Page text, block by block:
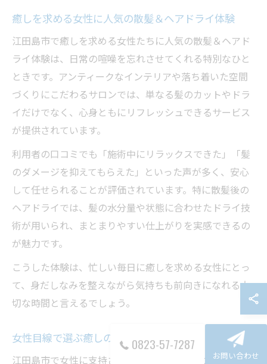
癒しを求める女性に人気の散髪＆ヘアドライ体験
江田島市で癒しを求める女性たちに人気の散髪＆ヘアド
ライ体験は、日常の喧噪を忘れさせてくれる特別なひと
ときです。アンティークなインテリアや落ち着いた空間
づくりにこだわるサロンでは、単なる髪のカットやドラ
イだけでなく、心身ともにリフレッシュできるサービス
が提供されています。
利用者の口コミでも「施術中にリラックスできた」「髪
のダメージを抑えてもらえた」といった声が多く、安心
して任せられることが評価されています。特に散髪後の
ヘアドライでは、髪の水分量や状態に合わせたドライ技
術が用いられ、まとまりやすい仕上がりを実感できるの
が魅力です。
こうした体験は、忙しい毎日に癒しを求める女性にとっ
て、身だしなみを整えながら気持ちも前向きになれる大
切な時間と言えるでしょう。
女性目線で選ぶ癒しの散髪サロンの魅力
江田島市で女性に支持される散髪サロンの魅力は、細や
0823-57-7287
お問い合わせ